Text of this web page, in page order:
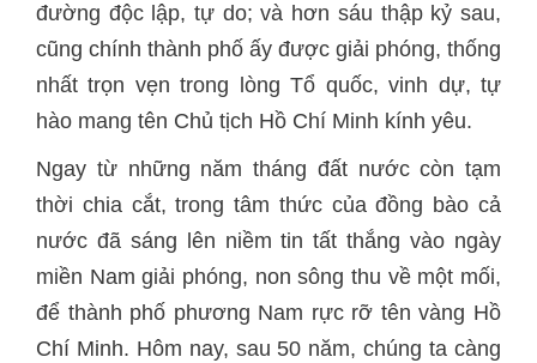
đường độc lập, tự do; và hơn sáu thập kỷ sau,
cũng chính thành phố ấy được giải phóng, thống
nhất trọn vẹn trong lòng Tổ quốc, vinh dự, tự
hào mang tên Chủ tịch Hồ Chí Minh kính yêu.
Ngay từ những năm tháng đất nước còn tạm
thời chia cắt, trong tâm thức của đồng bào cả
nước đã sáng lên niềm tin tất thắng vào ngày
miền Nam giải phóng, non sông thu về một mối,
để thành phố phương Nam rực rỡ tên vàng Hồ
Chí Minh. Hôm nay, sau 50 năm, chúng ta càng